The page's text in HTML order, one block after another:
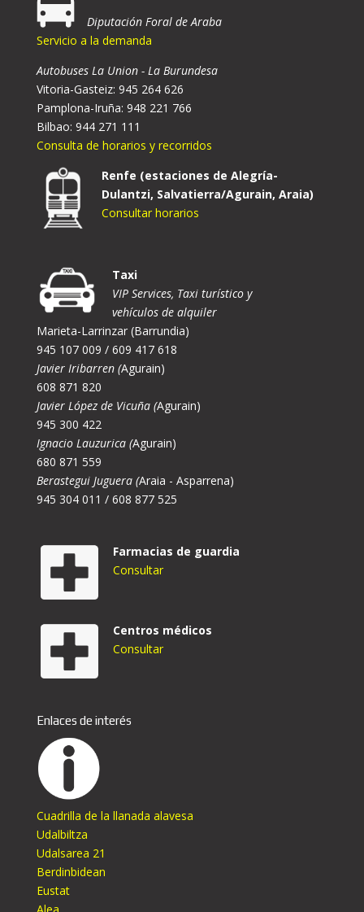
Diputación Foral de Araba
Servicio a la demanda
Autobuses La Union - La Burundesa
Vitoria-Gasteiz: 945 264 626
Pamplona-Iruña: 948 221 766
Bilbao: 944 271 111
Consulta de horarios y recorridos
Renfe (estaciones de Alegría-
Dulantzi, Salvatierra/Agurain, Araia)
Consultar horarios
Taxi
VIP Services, Taxi turístico y
vehículos de alquiler
Marieta-Larrinzar (Barrundia)
945 107 009 / 609 417 618
Javier Iribarren (Agurain)
608 871 820
Javier López de Vicuña (Agurain)
945 300 422
Ignacio Lauzurica (Agurain)
680 871 559
Berastegui Juguera (Araia - Asparrena)
945 304 011 / 608 877 525
Farmacias de guardia
Consultar
Centros médicos
Consultar
Enlaces de interés
Cuadrilla de la llanada alavesa
Udalbiltza
Udalsarea 21
Berdinbidean
Eustat